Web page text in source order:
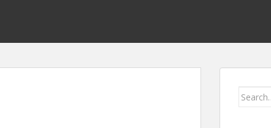
Search